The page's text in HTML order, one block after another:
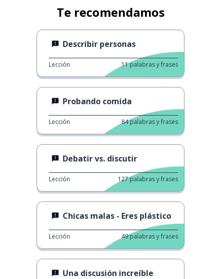
Te recomendamos
Describir personas
Lección 11palabras y frases
Probando comida
Lección 84palabras y frases
Debatir vs. discutir
Lección 127palabras y frases
Chicas malas - Eres plástico
Lección 49palabras y frases
Una discusión increíble